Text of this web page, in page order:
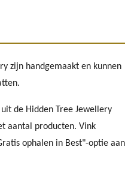
zijn handgemaakt en kunnen
de Hidden Tree Jewellery
aantal producten. Vink
ophalen in Best"-optie aan